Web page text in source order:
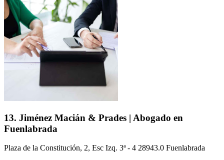
13. Jiménez Macián & Prades | Abogado en
Fuenlabrada
Plaza de la Constitución, 2, Esc Izq. 3ª - 4 28943.0 Fuenlabrada